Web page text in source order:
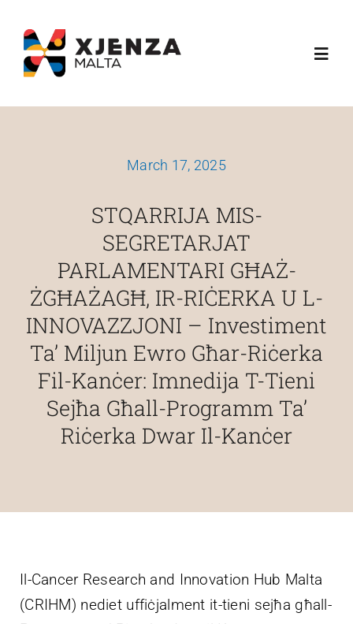
content
Funding Schemes
Esplora
Villa Bighi
Contact Us
March 17, 2025
STQARRIJA MIS-
SEGRETARJAT
PARLAMENTARI GĦAŻ-
ŻGĦAŻAGĦ, IR-RIĊERKA U L-
INNOVAZZJONI – Investiment
Ta’ Miljun Ewro Għar-Riċerka
Fil-Kanċer: Imnedija T-Tieni
Sejħa Għall-Programm Ta’
Riċerka Dwar Il-Kanċer
Il-Cancer Research and Innovation Hub Malta
(CRIHM) nediet uffiċjalment it-tieni sejħa għall-